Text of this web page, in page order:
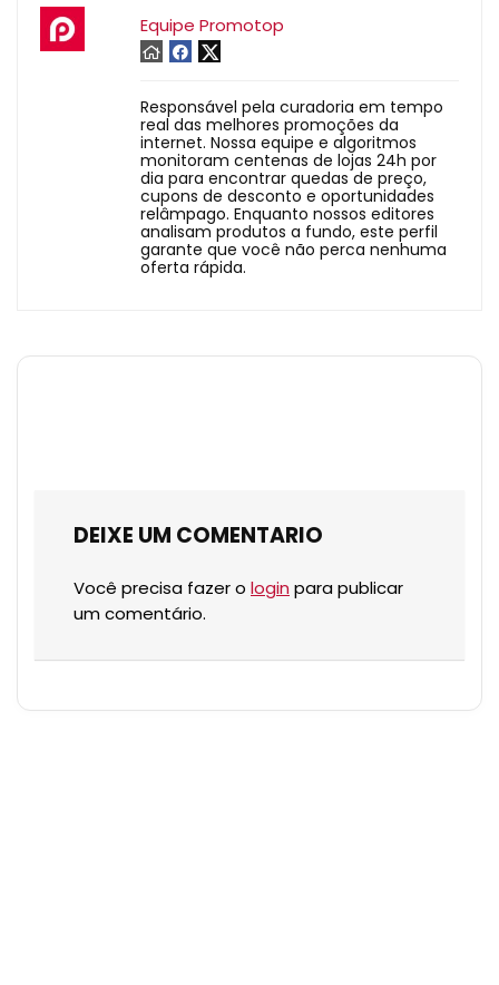
Equipe Promotop
Responsável pela curadoria em tempo
real das melhores promoções da
internet. Nossa equipe e algoritmos
monitoram centenas de lojas 24h por
dia para encontrar quedas de preço,
cupons de desconto e oportunidades
relâmpago. Enquanto nossos editores
analisam produtos a fundo, este perfil
garante que você não perca nenhuma
oferta rápida.
DEIXE UM COMENTARIO
Você precisa fazer o login para publicar
um comentário.